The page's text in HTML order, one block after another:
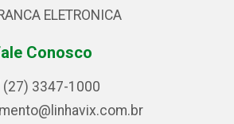
ELETRONICA
Conosco
(27) 3347-1000